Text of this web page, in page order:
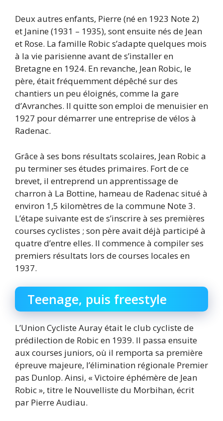
Deux autres enfants, Pierre (né en 1923 Note 2)
et Janine (1931 – 1935), sont ensuite nés de Jean
et Rose. La famille Robic s’adapte quelques mois
à la vie parisienne avant de s’installer en
Bretagne en 1924. En revanche, Jean Robic, le
père, était fréquemment dépêché sur des
chantiers un peu éloignés, comme la gare
d’Avranches. Il quitte son emploi de menuisier en
1927 pour démarrer une entreprise de vélos à
Radenac.
Grâce à ses bons résultats scolaires, Jean Robic a
pu terminer ses études primaires. Fort de ce
brevet, il entreprend un apprentissage de
charron à La Bottine, hameau de Radenac situé à
environ 1,5 kilomètres de la commune Note 3.
L’étape suivante est de s’inscrire à ses premières
courses cyclistes ; son père avait déjà participé à
quatre d’entre elles. Il commence à compiler ses
premiers résultats lors de courses locales en
1937.
Teenage, puis freestyle
L’Union Cycliste Auray était le club cycliste de
prédilection de Robic en 1939. Il passa ensuite
aux courses juniors, où il remporta sa première
épreuve majeure, l’élimination régionale Premier
pas Dunlop. Ainsi, « Victoire éphémère de Jean
Robic », titre le Nouvelliste du Morbihan, écrit
par Pierre Audiau.